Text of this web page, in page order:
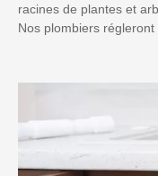
racines de plantes et
Nos plombiers